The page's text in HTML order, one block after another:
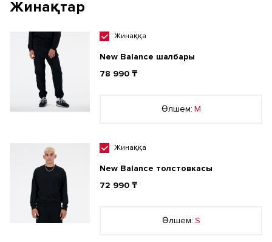
Жинақтар
Жинаққа
New Balance шалбары
78 990 ₸
Өлшем: M
Жинаққа
New Balance толстовкасы
72 990 ₸
Өлшем: S